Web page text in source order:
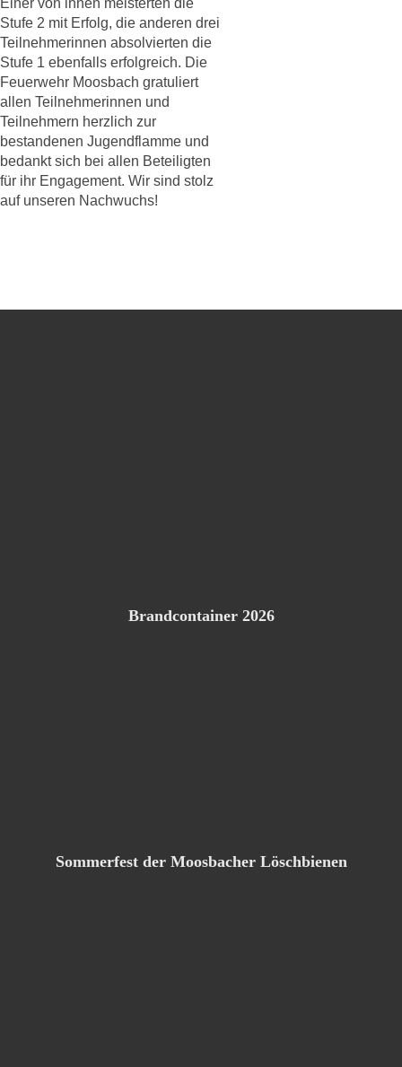
Einer von ihnen meisterten die
Stufe 2 mit Erfolg, die anderen drei
Teilnehmerinnen absolvierten die
Stufe 1 ebenfalls erfolgreich. Die
Feuerwehr Moosbach gratuliert
allen Teilnehmerinnen und
Teilnehmern herzlich zur
bestandenen Jugendflamme und
bedankt sich bei allen Beteiligten
für ihr Engagement. Wir sind stolz
auf unseren Nachwuchs!
Brandcontainer 2026
Sommerfest der Moosbacher Löschbienen